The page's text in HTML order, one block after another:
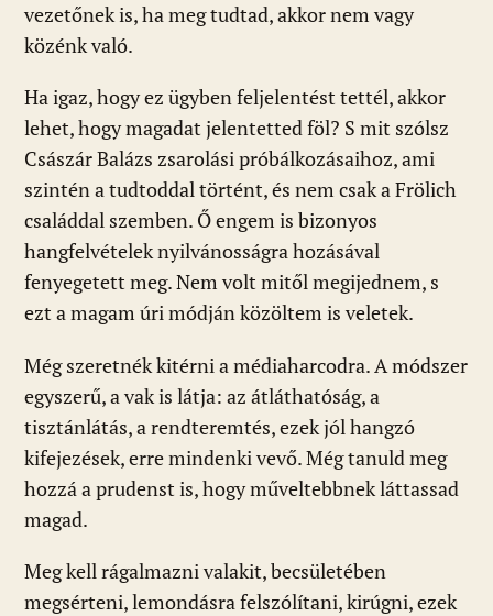
vezetőnek is, ha meg tudtad, akkor nem vagy
közénk való.
Ha igaz, hogy ez ügyben feljelentést tettél, akkor
lehet, hogy magadat jelentetted föl? S mit szólsz
Császár Balázs zsarolási próbálkozásaihoz, ami
szintén a tudtoddal történt, és nem csak a Frölich
családdal szemben. Ő engem is bizonyos
hangfelvételek nyilvánosságra hozásával
fenyegetett meg. Nem volt mitől megijednem, s
ezt a magam úri módján közöltem is veletek.
Még szeretnék kitérni a médiaharcodra. A módszer
egyszerű, a vak is látja: az átláthatóság, a
tisztánlátás, a rendteremtés, ezek jól hangzó
kifejezések, erre mindenki vevő. Még tanuld meg
hozzá a prudenst is, hogy műveltebbnek láttassad
magad.
Meg kell rágalmazni valakit, becsületében
megsérteni, lemondásra felszólítani, kirúgni, ezek